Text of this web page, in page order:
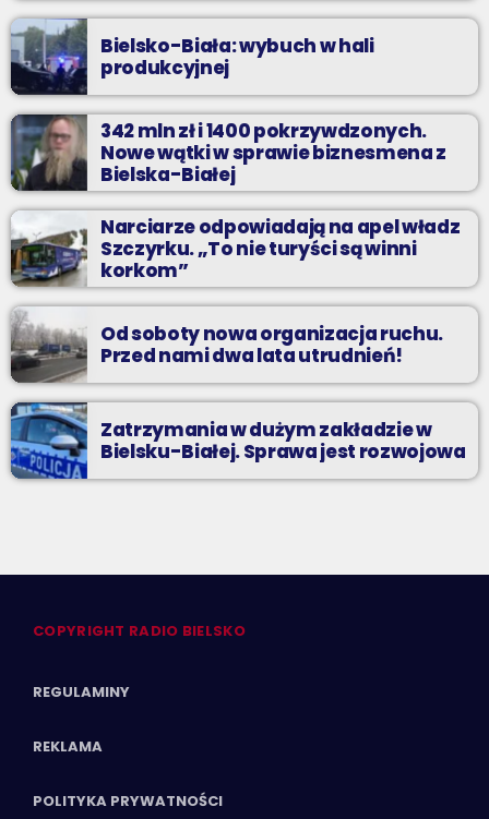
Bielsko-Biała: wybuch w hali
produkcyjnej
342 mln zł i 1400 pokrzywdzonych.
Nowe wątki w sprawie biznesmena z
Bielska-Białej
Narciarze odpowiadają na apel władz
Szczyrku. „To nie turyści są winni
korkom”
Od soboty nowa organizacja ruchu.
Przed nami dwa lata utrudnień!
Zatrzymania w dużym zakładzie w
Bielsku-Białej. Sprawa jest rozwojowa
COPYRIGHT RADIO BIELSKO
REGULAMINY
REKLAMA
POLITYKA PRYWATNOŚCI